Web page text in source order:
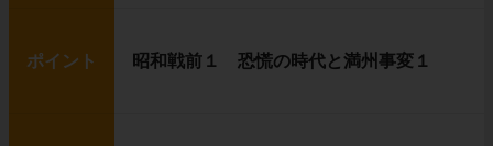
ポイント 昭和戦前１ 恐慌の時代と満州事変１